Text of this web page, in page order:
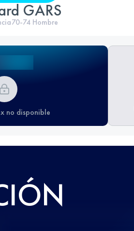
GARS
70-74 Hombre
no disponible